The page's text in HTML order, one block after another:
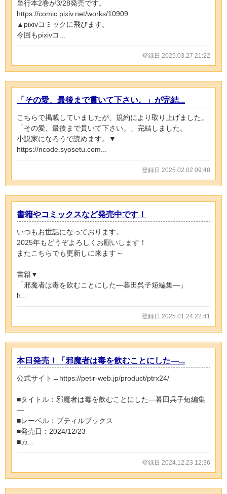
単行本2巻が3/28発売です。
https://comic.pixiv.net/works/10909
▲pixivコミックに飛びます。
今回もpixivコ...
登録日 2025.03.27 21:22
「その愛、最後まで貫いて下さい。」が完結...
こちらで掲載していましたが、規約により取り上げました。
「その愛、最後まで貫いて下さい。」完結しました。
小説家になろうで読めます。▼
https://ncode.syosetu.com...
登録日 2025.02.02 09:48
書籍やコミックスなど発売中です！
いつもお世話になっております。
2025年もどうぞよろしくお願いします！
またこちらでも更新しに来ます～
書籍▼
「邪魔者は毒を飲むことにした―暮田呉子短編集―」
h...
登録日 2025.01.24 22:41
本日発売！「邪魔者は毒を飲むことにした―...
公式サイト→https://petir-web.jp/product/ptrx24/
■タイトル：邪魔者は毒を飲むことにした―暮田呉子短編集
―
■レーベル：プティルブックス
■発売日：2024/12/23
■カ...
登録日 2024.12.23 12:36